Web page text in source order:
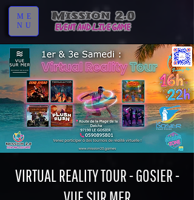
ME
NU
VIRTUAL REALITY TOUR - GOSIER -